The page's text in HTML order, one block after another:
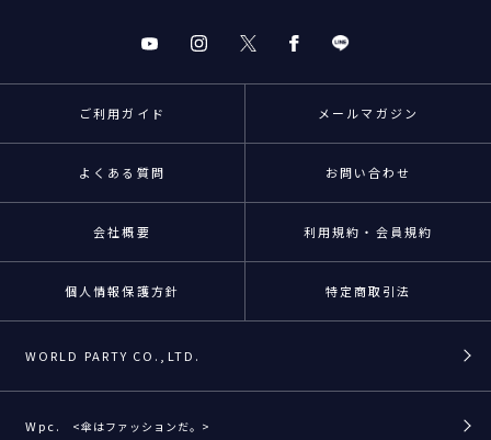
ご利用ガイド メールマガジン
よくある質問 お問い合わせ
会社概要 利用規約・会員規約
個人情報保護方針 特定商取引法
WORLD PARTY CO.,LTD.
Wpc. <傘はファッションだ。>